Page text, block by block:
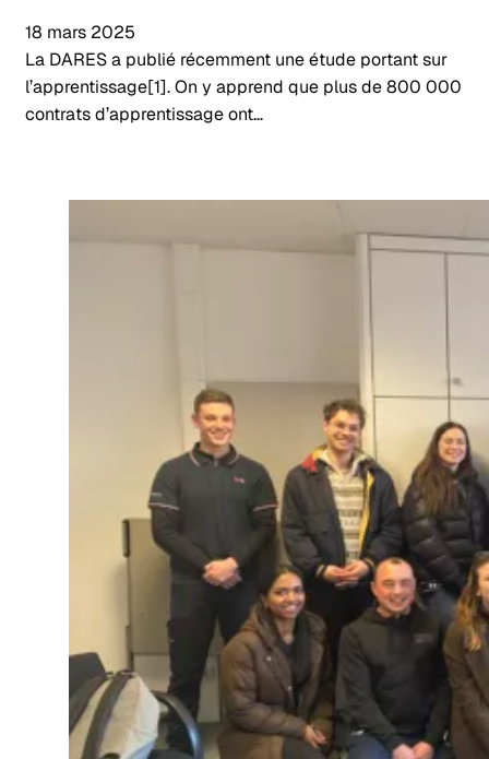
18 mars 2025
La DARES a publié récemment une étude portant sur
l’apprentissage[1]. On y apprend que plus de 800 000
contrats d’apprentissage ont…